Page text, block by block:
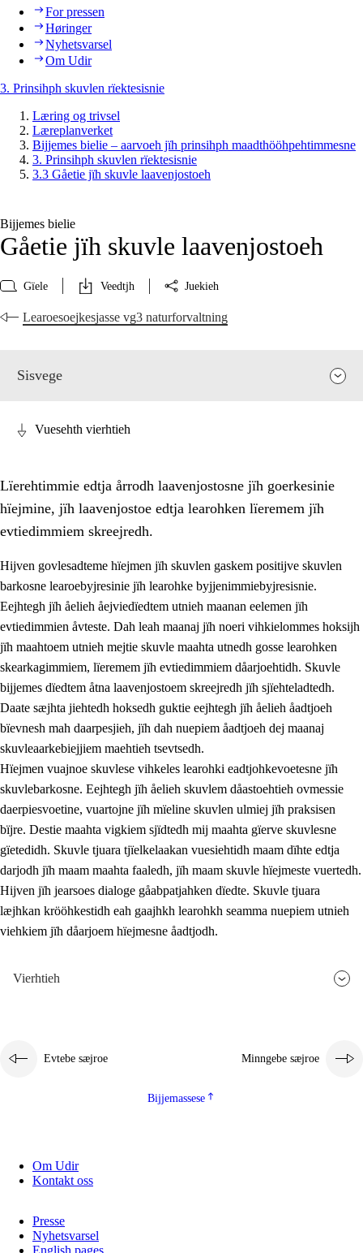
For pressen
Høringer
Nyhetsvarsel
Om Udir
3. Prinsihph skuvlen rïektesisnie
Læring og trivsel
Læreplanverket
Bijjemes bielie – aarvoeh jïh prinsihph maadthööhpehtimmesne
3. Prinsihph skuvlen rïektesisnie
3.3 Gåetie jïh skuvle laavenjostoeh
Bijjemes bielie
Gåetie jïh skuvle laavenjostoeh
Gïele Veedtjh Juekieh
Learoesoejkesjasse vg3 naturforvaltning
Sisvege
3. Prinsihph skuvlen rïektesisnie
3.1 Feerhmeles lïeremebyjrese
3.2 Ööhpehtimmie jïh sjïehtedamme lïerehtimmie
3.3 Gåetie jïh skuvle laavenjostoeh
3.4 Lïerehtimmie learoesïeltesne jïh barkoejielemisnie
3.5 Profesjonsektievoete jïh skuvleevtiedimmie
Vuesehth vierhtieh
Lïerehtimmie edtja årrodh laavenjostosne jïh goerkesinie
hïejmine, jïh laavenjostoe edtja learohken lïeremem jïh
evtiedimmiem skreejredh.
Hijven govlesadteme hïejmen jïh skuvlen gaskem positijve skuvlen
barkosne learoebyjresinie jïh learohke byjjenimmiebyjresisnie.
Eejhtegh jïh åelieh åejviedïedtem utnieh maanan eelemen jïh
evtiedimmien åvteste. Dah leah maanaj jïh noeri vihkielommes hoksijh
jïh maahtoem utnieh mejtie skuvle maahta utnedh gosse learohken
skearkagimmiem, lïeremem jïh evtiedimmiem dåarjoehtidh. Skuvle
bijjemes dïedtem åtna laavenjostoem skreejredh jïh sjïehteladtedh.
Daate sæjhta jiehtedh hoksedh guktie eejhtegh jïh åelieh åadtjoeh
bïevnesh mah daarpesjieh, jïh dah nuepiem åadtjoeh dej maanaj
skuvleaarkebiejjiem maehtieh tsevtsedh.
Hïejmen vuajnoe skuvlese vihkeles learohki eadtjohkevoetesne jïh
skuvlebarkosne. Eejhtegh jïh åelieh skuvlem dåastoehtieh ovmessie
daerpiesvoetine, vuartojne jïh mïeline skuvlen ulmiej jïh praksisen
bïjre. Destie maahta vigkiem sjïdtedh mij maahta gïerve skuvlesne
gïetedidh. Skuvle tjuara tjïelkelaakan vuesiehtidh maam dïhte edtja
darjodh jïh maam maahta faaledh, jïh maam skuvle hïejmeste vuertedh.
Hijven jïh jearsoes dialoge gåabpatjahken dïedte. Skuvle tjuara
læjhkan krööhkestidh eah gaajhkh learohkh seamma nuepiem utnieh
viehkiem jïh dåarjoem hïejmesne åadtjodh.
Vierhtieh
Evtebe sæjroe Minngebe sæjroe
Bijjemassese
Om Udir
Kontakt oss
Presse
Nyhetsvarsel